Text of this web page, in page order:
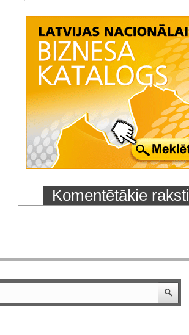
Komentētākie raksti